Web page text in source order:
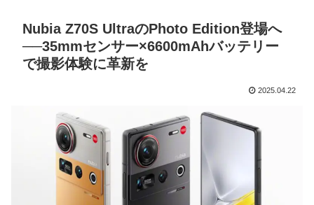
Nubia Z70S UltraのPhoto Edition登場へ
──35mmセンサー×6600mAhバッテリー
で撮影体験に革新を
2025.04.22